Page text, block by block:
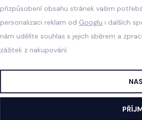
přizpůsobení obsahu stránek vašim
personalizaci reklam od Googlu i dalších
nám udělíte souhlas s jejich sběrem a
zážitek z nakupování.